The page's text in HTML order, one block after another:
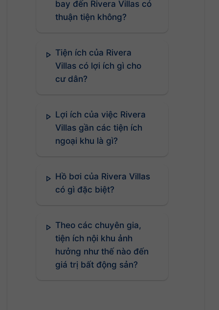
bay đến Rivera Villas có
thuận tiện không?
Tiện ích của Rivera
Villas có lợi ích gì cho
cư dân?
Lợi ích của việc Rivera
Villas gần các tiện ích
ngoại khu là gì?
Hồ bơi của Rivera Villas
có gì đặc biệt?
Theo các chuyên gia,
tiện ích nội khu ảnh
hưởng như thế nào đến
giá trị bất động sản?